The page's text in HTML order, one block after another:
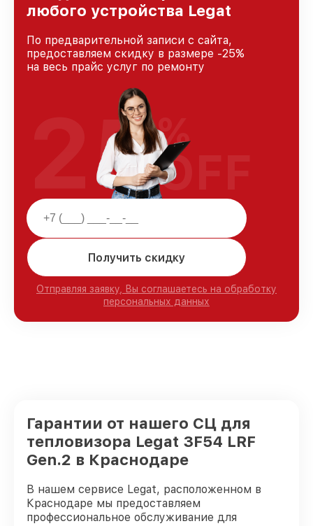
любого устройства Legat
По предварительной записи с сайта,
предоставляем скидку в размере -25%
на весь прайс услуг по ремонту
Получить скидку
Отправляя заявку, Вы соглашаетесь на обработку
персональных данных
25%
OFF
Гарантии от нашего СЦ для
тепловизора Legat 3F54 LRF
Gen.2 в Краснодаре
В нашем сервисе Legat, расположенном в
Краснодаре мы предоставляем
профессиональное обслуживание для